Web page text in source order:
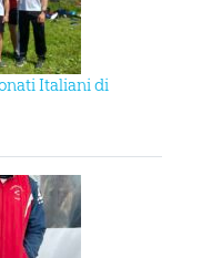
Italiani di